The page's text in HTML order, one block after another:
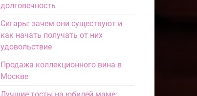
долговечность
Сигары: зачем они существуют и
как начать получать от них
удовольствие
Продажа коллекционного вина в
Москве